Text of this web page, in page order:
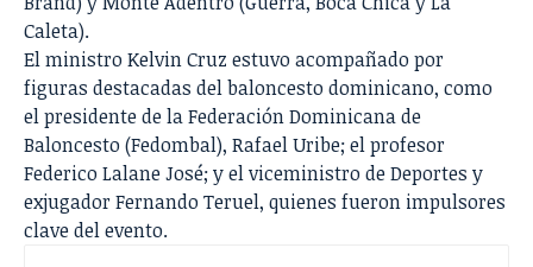
Caleta).
El ministro Kelvin Cruz estuvo acompañado por
figuras destacadas del baloncesto dominicano, como
el presidente de la Federación Dominicana de
Baloncesto (Fedombal), Rafael Uribe; el profesor
Federico Lalane José; y el viceministro de Deportes y
exjugador Fernando Teruel, quienes fueron impulsores
clave del evento.